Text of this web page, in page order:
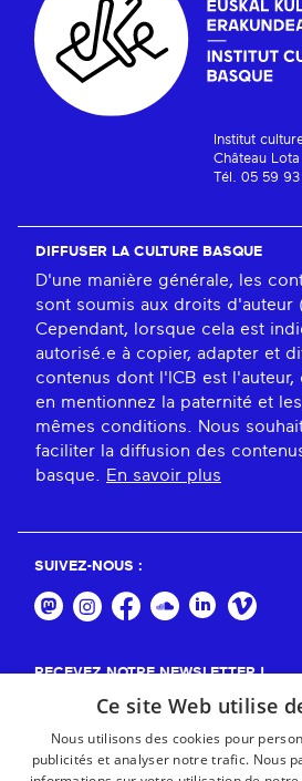
Institut
Château
Tél. 05 59 93
DIFFUSER LA CULTURE BASQUE
D'une manière générale, les
sont soumis aux droits d'auteur
Cependant, lorsque cela est
autorisé.e à copier, adapter et
contenus dont l'ICB est
en mentionnez la paternité et
mêmes conditions. Nous
faciliter la diffusion des
basque.
En savoir plus
SUIVEZ-NOUS :
RECEVEZ NOTRE NEWSLETTER !
Ce site Web utilise
Nous utilisons des cookies pour
publicités et analyser notre trafic. Nous